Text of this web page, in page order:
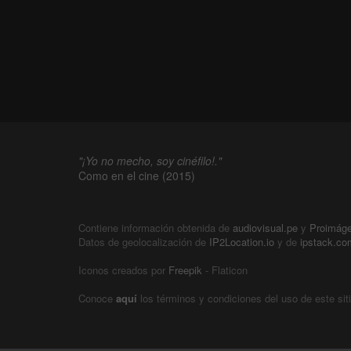
"¡Yo no mecho, soy cinéfilo!."
Como en el cine (2015)
Contiene información obtenida de audiovisual.pe y
Datos de geolocalización de IP2Location.io y de
Iconos creados por Freepik - Flaticon
Conoce aquí los términos y condiciones del uso de este